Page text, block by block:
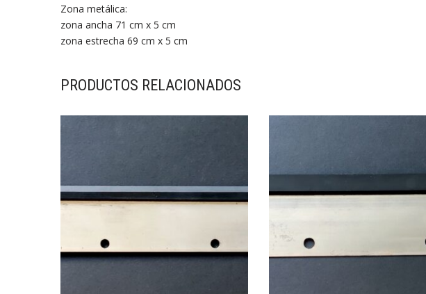
Zona metálica:
zona ancha 71 cm x 5 cm
zona estrecha 69 cm x 5 cm
PRODUCTOS RELACIONADOS